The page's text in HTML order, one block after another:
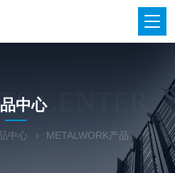
CENTER
中心
中心 METALWORK产品